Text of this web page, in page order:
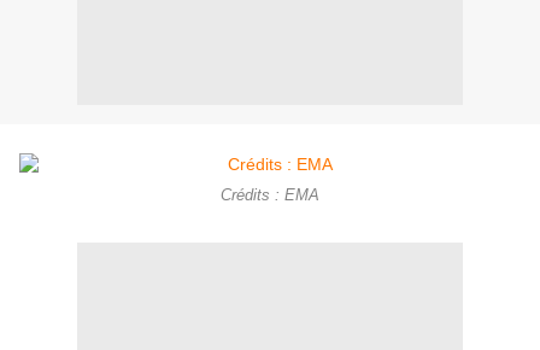
Crédits : EMA